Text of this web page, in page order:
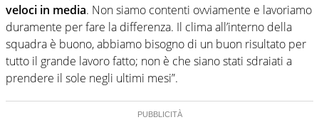
veloci in media. Non siamo contenti ovviamente e lavoriamo
duramente per fare la differenza. Il clima all’interno della
squadra è buono, abbiamo bisogno di un buon risultato per
tutto il grande lavoro fatto; non è che siano stati sdraiati a
prendere il sole negli ultimi mesi”.